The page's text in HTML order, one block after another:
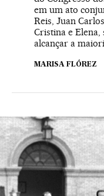
em um ato
Reis, Juan
Cristina e Elena,
alcançar a
MARISA FLÓREZ